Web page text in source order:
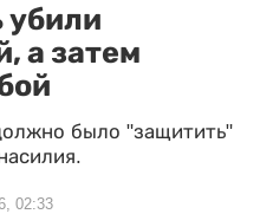
убили
а затем
было "защитить"
02:33